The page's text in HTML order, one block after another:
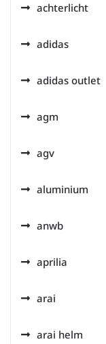
achterlicht
adidas
adidas outlet
agm
agv
aluminium
anwb
aprilia
arai
arai helm